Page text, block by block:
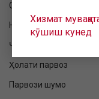
Хизмат
кӯшиш кунед
Санҷиши фармоиш
Номнавис шудан ба
Ҷадвали парвоз
Ҳолати парвоз
Парвози шумо